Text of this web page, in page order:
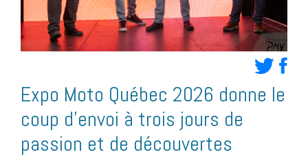
Expo Moto Québec 2026 donne le
coup d’envoi à trois jours de
passion et de découvertes